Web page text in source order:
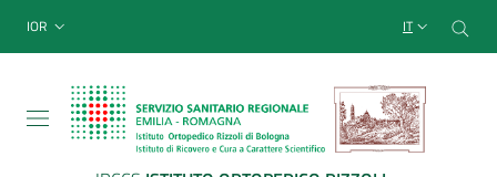
Sito Web Istituto
menu top-bar
IOR IT